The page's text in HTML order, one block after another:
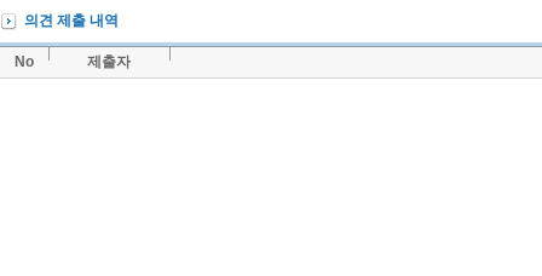
의견 제출 내역
No 제출자